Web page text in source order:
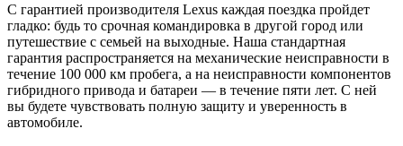
С гарантией производителя Lexus каждая поездка пройдет
гладко: будь то срочная командировка в другой город или
путешествие с семьей на выходные. Наша стандартная
гарантия распространяется на механические неисправности в
течение 100 000 км пробега, а на неисправности компонентов
гибридного привода и батареи — в течение пяти лет. С ней
вы будете чувствовать полную защиту и уверенность в
автомобиле.